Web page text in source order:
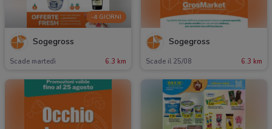
-4 GIORNI
Sogegross
Scade martedì 6.3 km
Sogegross
Scade il 25/08 6.3 km